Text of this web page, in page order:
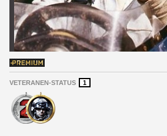
VETERANEN-STATUS 1